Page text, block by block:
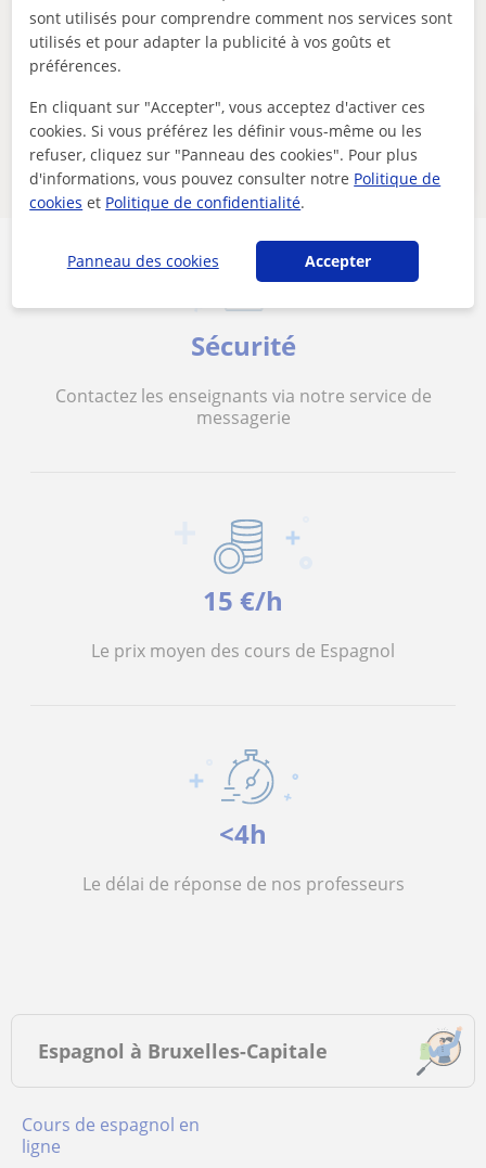
nouveaux professeurs seront disponibles.
Supprimer les filtres
Ces professeurs de espagnol en ligne
pourraient aussi vous intéresser
Sécurité
Contactez les enseignants via notre service de
messagerie
15 €/h
Le prix moyen des cours de Espagnol
<4h
Le délai de réponse de nos professeurs
Espagnol à Bruxelles-Capitale
Cours de espagnol en
ligne
sont utilisés pour comprendre comment nos services sont
utilisés et pour adapter la publicité à vos goûts et
préférences.
En cliquant sur "Accepter", vous acceptez d'activer ces
cookies. Si vous préférez les définir vous-même ou les
refuser, cliquez sur "Panneau des cookies". Pour plus
d'informations, vous pouvez consulter notre Politique de
cookies et Politique de confidentialité.
Panneau des cookies Accepter